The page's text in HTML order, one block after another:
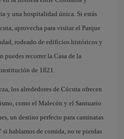
y una hospitalidad única. Si estás
aprovecha para visitar el Parque
rodeado de edificios históricos y
puedes recorrer la Casa de la
de 1821.
los alrededores de Cúcuta ofrecen
como el Malecón y el Santuario
un destino perfecto para caminatas
hablamos de comida, no te pierdas